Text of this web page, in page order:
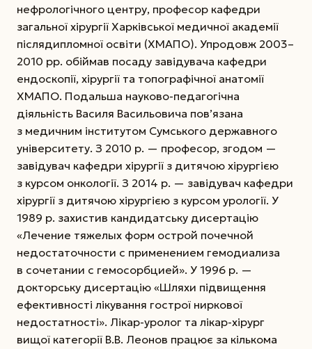
нефрологічного центру, професор кафедри
загальної хірургії Харківської медичної академії
післядипломної освіти (ХМАПО). Упродовж 2003–
2010 рр. обіймав посаду завідувача кафедри
ендоскопії, хірургії та топографічної анатомії
ХМАПО. Подальша науково-педагогічна
діяльність Василя Васильовича пов’язана
з медичним інститутом Сумського державного
університету. З 2010 р. — професор, згодом —
завідувач кафедри хірургії з дитячою хірургією
з курсом онкології. З 2014 р. — завідувач кафедри
хірургії з дитячою хірургією з курсом урології. У
1989 р. захистив кандидатську дисертацію
«Лечение тяжелых форм острой почечной
недостаточности с применением гемодиализа
в сочетании с гемосорбцией». У 1996 р. —
докторську дисертацію «Шляхи підвищення
ефективності лікування гострої ниркової
недостатності». Лікар-уролог та лікар-хірург
вищої категорії В.В. Леонов працює за кількома